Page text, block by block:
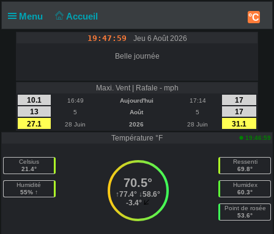
Menu Accueil °C
19:47:59 Jeu 6 Août 2026
Belle journée
Maxi. Vent | Rafale - mph
10.1
16:49 Aujourd'hui 17:14
17
13
5 Août 5
17
27.1
28 Juin 2026 28 Juin
31.1
Température °F
19:46:59
Celsius
21.4°
Humidité
55% ↑
70.5°
↑77.4° ↓58.6°
-3.4°
Ressenti
69.8°
Humidex
60.3°
Point de rosée
53.6°